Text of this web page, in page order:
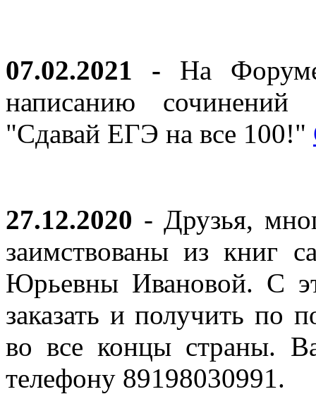
07.02.2021 - На
написанию
"Сдавай ЕГЭ на все 100!"
27.12.2020 - Друзья,
заимствованы из книг
Юрьевны Ивановой. С
заказать и получить по
во все концы страны.
телефону 89198030991.